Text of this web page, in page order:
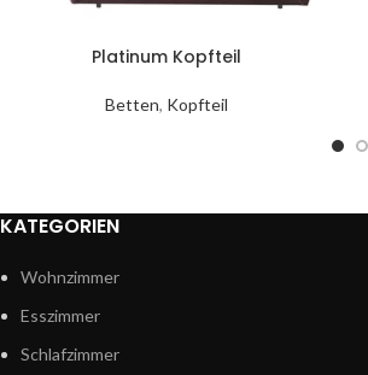
Platinum Kopfteil
Betten, Kopfteil
KATEGORIEN
Wohnzimmer
Esszimmer
Schlafzimmer